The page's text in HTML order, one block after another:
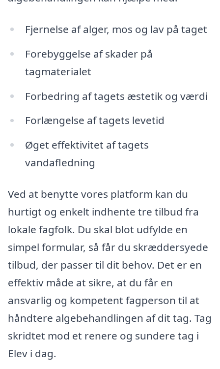
Fjernelse af alger, mos og lav på taget
Forebyggelse af skader på
tagmaterialet
Forbedring af tagets æstetik og værdi
Forlængelse af tagets levetid
Øget effektivitet af tagets
vandafledning
Ved at benytte vores platform kan du
hurtigt og enkelt indhente tre tilbud fra
lokale fagfolk. Du skal blot udfylde en
simpel formular, så får du skræddersyede
tilbud, der passer til dit behov. Det er en
effektiv måde at sikre, at du får en
ansvarlig og kompetent fagperson til at
håndtere algebehandlingen af dit tag. Tag
skridtet mod et renere og sundere tag i
Elev i dag.